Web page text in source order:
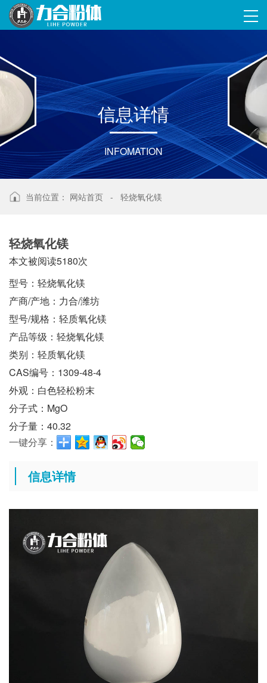
信息详情
INFOMATION
当前位置： 网站首页 - 轻烧氧化镁
轻烧氧化镁
本文被阅读5180次
型号：轻烧氧化镁
产商/产地：力合/潍坊
型号/规格：轻质氧化镁
产品等级：轻烧氧化镁
类别：轻质氧化镁
CAS编号：1309-48-4
外观：白色轻松粉末
分子式：MgO
分子量：40.32
一键分享：
信息详情